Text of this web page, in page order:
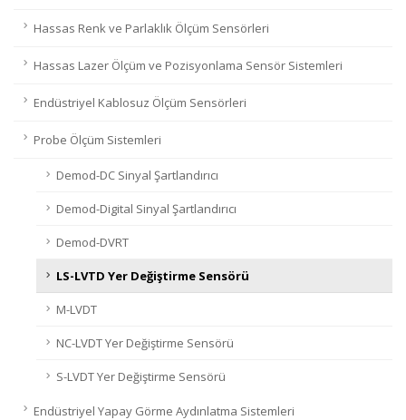
Hassas Renk ve Parlaklık Ölçüm Sensörleri
Hassas Lazer Ölçüm ve Pozisyonlama Sensör Sistemleri
Endüstriyel Kablosuz Ölçüm Sensörleri
Probe Ölçüm Sistemleri
Demod-DC Sinyal Şartlandırıcı
Demod-Digital Sinyal Şartlandırıcı
Demod-DVRT
LS-LVTD Yer Değiştirme Sensörü
M-LVDT
NC-LVDT Yer Değiştirme Sensörü
S-LVDT Yer Değiştirme Sensörü
Endüstriyel Yapay Görme Aydınlatma Sistemleri